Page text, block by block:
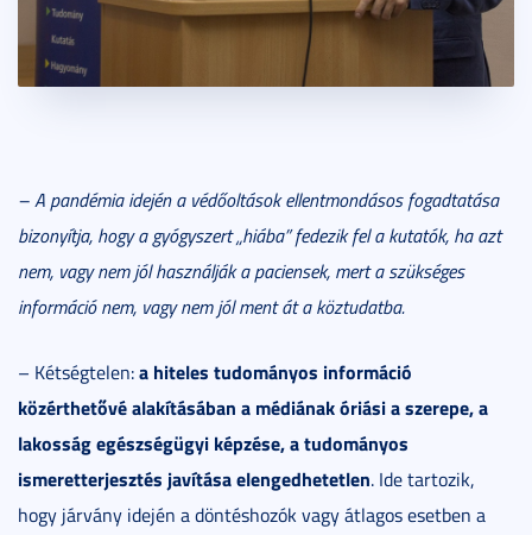
– A pandémia idején a védőoltások ellentmondásos fogadtatása
bizonyítja, hogy a gyógyszert „hiába” fedezik fel a kutatók, ha azt
nem, vagy nem jól használják a paciensek, mert a szükséges
információ nem, vagy nem jól ment át a köztudatba.
– Kétségtelen:a hiteles tudományos információ
közérthetővé alakításában a médiának óriási a szerepe, a
lakosság egészségügyi képzése, a tudományos
ismeretterjesztés javítása elengedhetetlen. Ide tartozik,
hogy járvány idején a döntéshozók vagy átlagos esetben a